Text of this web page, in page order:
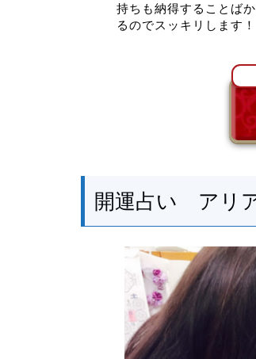
持ちも納得することば
るのでスッキリします！
開運占い アリ